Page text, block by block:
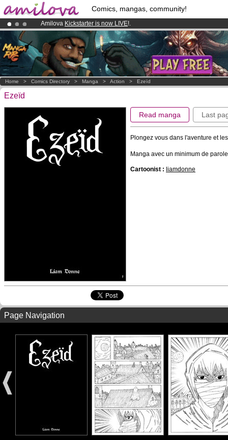
Comics, mangas, community!
Amilova Kickstarter is now LIVE!.
Premium membership from3.95 eurosper month !Get membership
Already 100000 membersand 1000 comics & mangas!.
Home > Comics Directory > Manga > Action > Ezeïd
Ezeïd
Read manga Last
Plongez vous dans l'aventure et
Manga avec un minimum de
Cartoonist : liamdonne
Page Navigation